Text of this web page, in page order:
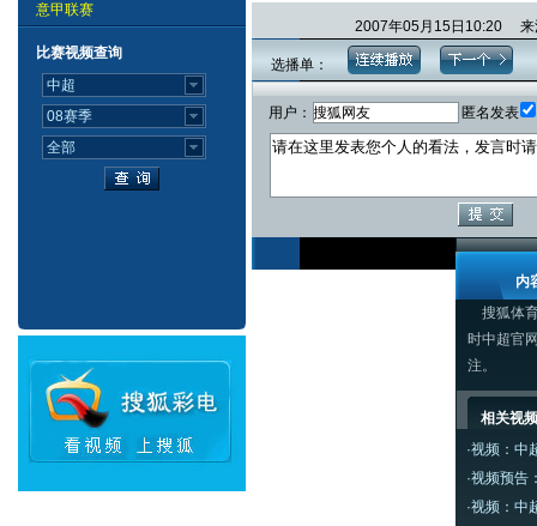
意甲联赛
比赛视频查询
2007年05月15日10:20
选播单：
用户： 匿名发表
内
搜狐体
时中超官
注。
相关视
·视频：中
·视频预告
·视频：中